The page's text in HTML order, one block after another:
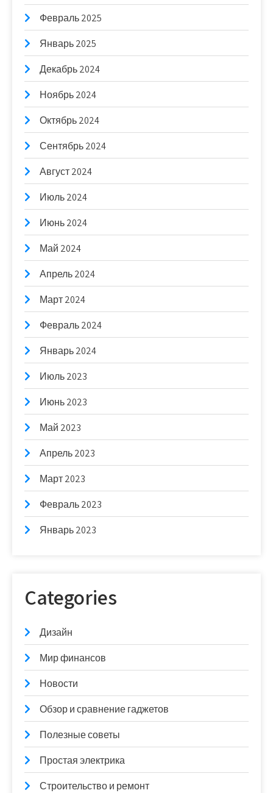
Февраль 2025
Январь 2025
Декабрь 2024
Ноябрь 2024
Октябрь 2024
Сентябрь 2024
Август 2024
Июль 2024
Июнь 2024
Май 2024
Апрель 2024
Март 2024
Февраль 2024
Январь 2024
Июль 2023
Июнь 2023
Май 2023
Апрель 2023
Март 2023
Февраль 2023
Январь 2023
Categories
Дизайн
Мир финансов
Новости
Обзор и сравнение гаджетов
Полезные советы
Простая электрика
Строительство и ремонт